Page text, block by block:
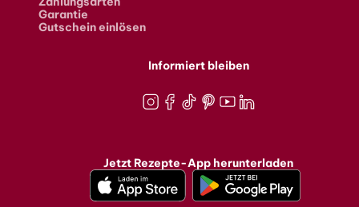
Garantie
Gutschein einlösen
Informiert bleiben
Jetzt Rezepte-App herunterladen